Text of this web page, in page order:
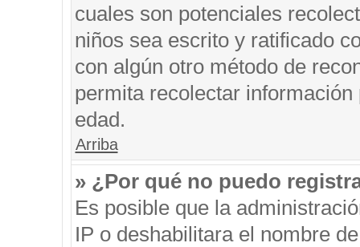
cuales son potenciales
niños sea escrito y ratificado
con algún otro método de
permita recolectar
edad.
Arriba
» ¿Por qué no puedo
Es posible que la
IP o deshabilitara el nombre